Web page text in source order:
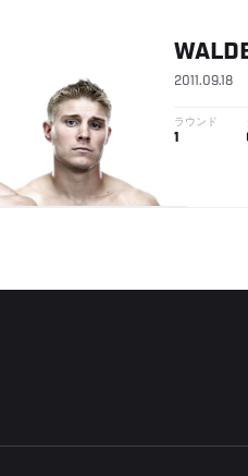
2011.09.18
ラウンド
1